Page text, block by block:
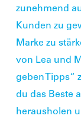
zunehmend
Kunden zu
Marke zu
von Lea und
geben Tipps“
du das Beste
herausholen